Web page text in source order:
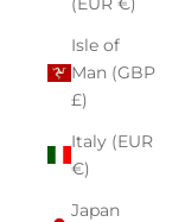
Isle of
Man (GBP
£)
Italy (EUR
€)
Japan